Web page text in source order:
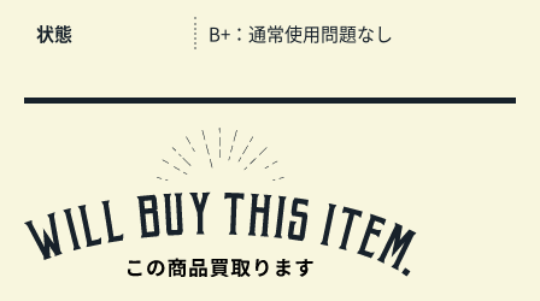
状態 B+：通常使用問題なし